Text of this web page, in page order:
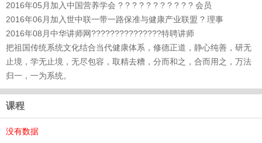
2016年05月加入中国营养学会 ? ? ? ? ? ? ? ? ? ? ? 会员
2016年06月加入世中联一带一路保准与健康产业联盟 ? 理事
2016年08月中华讲师网???????????????特聘讲师
把祖国传统系统文化结合当代健康体系，修德正道，静心纯善，研无
止境，学无止境，无尽包容，取精去糟，分而和之，合而用之，万法
归一，一为系统。
课程
没有数据